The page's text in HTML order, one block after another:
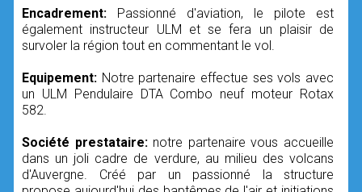
Encadrement: Passionné d'aviation, le pilote est
également instructeur ULM et se fera un plaisir de
survoler la région tout en commentant le vol.
Equipement: Notre partenaire effectue ses vols avec
un ULM Pendulaire DTA Combo neuf moteur Rotax
582.
Société prestataire: notre partenaire vous accueille
dans un joli cadre de verdure, au milieu des volcans
d'Auvergne. Créé par un passionné la structure